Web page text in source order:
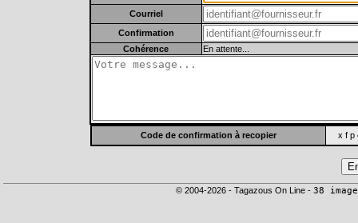
Courriel
Confirmation
Cohérence
En attente...
Code de confirmation à recopier x f p
© 2004-2026 - Tagazous On Line - 38